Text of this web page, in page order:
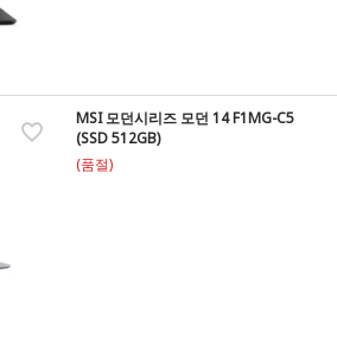
MSI 모던시리즈 모던 14 F1MG-C5
(SSD 512GB)
(품절)